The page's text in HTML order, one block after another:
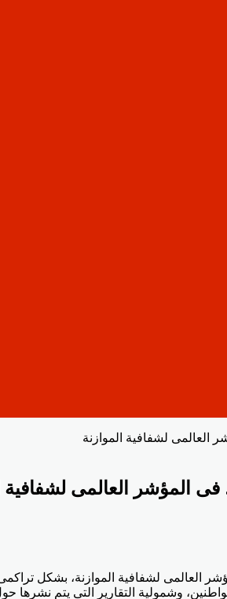
العالمى لشفافية الموازنة
المؤشر العالمى لشفافية